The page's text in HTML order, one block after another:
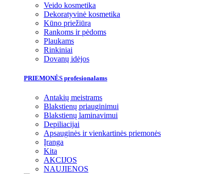
Veido kosmetika
Dekoratyvinė kosmetika
Kūno priežiūra
Rankoms ir pėdoms
Plaukams
Rinkiniai
Dovanų idėjos
PRIEMONĖS profesionalams
Antakių meistrams
Blakstienų priauginimui
Blakstienų laminavimui
Depiliacijai
Apsauginės ir vienkartinės priemonės
Įranga
Kita
AKCIJOS
NAUJIENOS